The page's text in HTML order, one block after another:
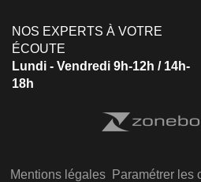
NOS EXPERTS À VOTRE
ÉCOUTE
Lundi - Vendredi 9h-12h / 14h-
18h
Mentions légales Paramétrer les